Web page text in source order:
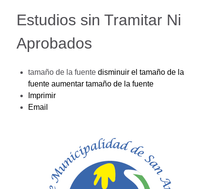
Estudios sin Tramitar Ni
Aprobados
tamaño de la fuente disminuir el tamaño de la
fuente aumentar tamaño de la fuente
Imprimir
Email